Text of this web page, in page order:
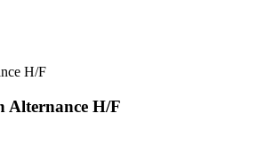
H/F
Alternance H/F